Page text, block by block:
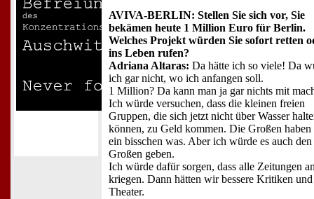
AVIVA-BERLIN: Stellen Sie sich vor, Sie
bekämen heute 1 Million Euro für Berlin.
Welches Projekt würden Sie sofort retten
ins Leben rufen?
Adriana Altaras: Da hätte ich so viele! Da
ich gar nicht, wo ich anfangen soll.
1 Million? Da kann man ja gar nichts mit
Ich würde versuchen, dass die kleinen freien
Gruppen, die sich jetzt nicht über Wasser
können, zu Geld kommen. Die Großen haben
ein bisschen was. Aber ich würde es auch den
Großen geben.
Ich würde dafür sorgen, dass alle Zeitungen
kriegen. Dann hätten wir bessere Kritiken
Theater.